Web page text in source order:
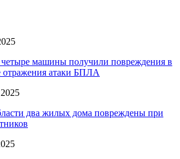
машины получили повреждения в
отражения атаки БПЛА
два жилых дома повреждены при